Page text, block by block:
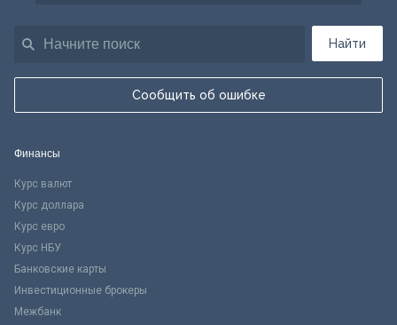
Найти
Сообщить об ошибке
Финансы
Курс валют
Курс доллара
Курс евро
Курс НБУ
Банковские карты
Инвестиционные брокеры
Межбанк